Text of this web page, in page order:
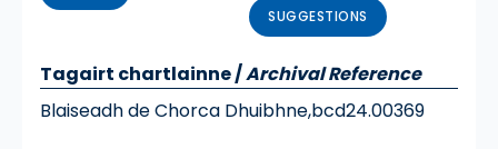
SUGGESTIONS
Tagairt chartlainne/Archival Reference
Blaiseadh de Chorca Dhuibhne,bcd24.00369